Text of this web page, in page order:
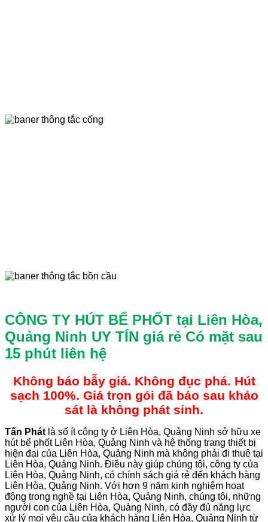
CÔNG TY HÚT BỂ PHỐT tại Liên Hòa,
Quảng Ninh UY TÍN giá rẻ Có mặt sau
15 phút liên hệ
Không báo bẫy giá. Không đục phá. Hút
sạch 100%. Giá trọn gói đã báo sau khảo
sát là không phát sinh.
Tấn Phát là số ít công ty ở Liên Hòa, Quảng Ninh sở hữu xe
hút bể phốt Liên Hòa, Quảng Ninh và hệ thống trang thiết bị
hiện đại của Liên Hòa, Quảng Ninh mà không phải đi thuê tại
Liên Hòa, Quảng Ninh. Điều này giúp chúng tôi, công ty của
Liên Hòa, Quảng Ninh, có chính sách giá rẻ đến khách hàng
Liên Hòa, Quảng Ninh. Với hơn 9 năm kinh nghiệm hoạt
động trong nghề tại Liên Hòa, Quảng Ninh, chúng tôi, những
người con của Liên Hòa, Quảng Ninh, có đầy đủ năng lực
xử lý mọi yêu cầu của khách hàng Liên Hòa, Quảng Ninh từ